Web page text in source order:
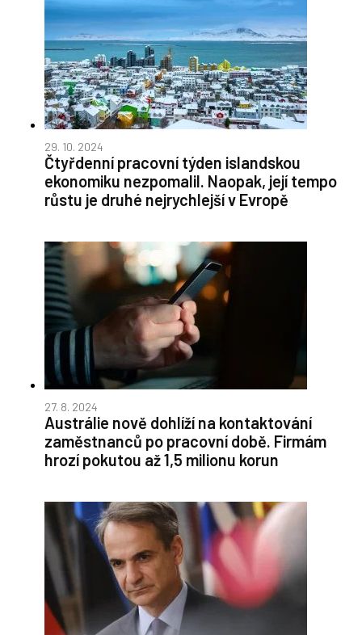
29. 10. 2024
Čtyřdenní pracovní týden islandskou
ekonomiku nezpomalil. Naopak, její tempo
růstu je druhé nejrychlejší v Evropě
27. 8. 2024
Austrálie nově dohlíží na kontaktování
zaměstnanců po pracovní době. Firmám
hrozí pokutou až 1,5 milionu korun